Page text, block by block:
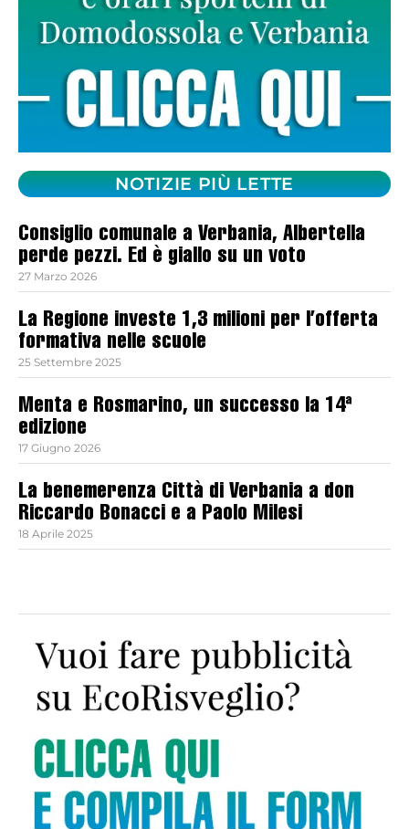
NOTIZIE PIÙ LETTE
Consiglio comunale a Verbania, Albertella
perde pezzi. Ed è giallo su un voto
27 Marzo 2026
La Regione investe 1,3 milioni per l’offerta
formativa nelle scuole
25 Settembre 2025
Menta e Rosmarino, un successo la 14ª
edizione
17 Giugno 2026
La benemerenza Città di Verbania a don
Riccardo Bonacci e a Paolo Milesi
18 Aprile 2025